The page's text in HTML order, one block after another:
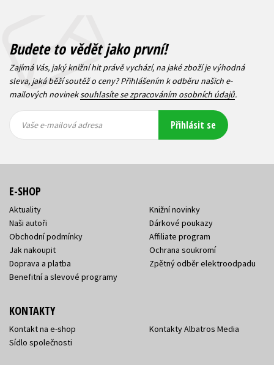
Budete to vědět jako první!
Zajímá Vás, jaký knižní hit právě vychází, na jaké zboží je výhodná
sleva, jaká běží soutěž o ceny? Přihlášením k odběru našich e-
mailových novineksouhlasíte se zpracováním osobních údajů.
mailová
mailová
Vaše e-mailová adresa Přihlásit se
E-SHOP
Aktuality
Naši autoři
Obchodní podmínky
Jak nakoupit
Doprava a platba
Benefitní a slevové programy
Knižní novinky
Dárkové poukazy
Affiliate program
Ochrana soukromí
Zpětný odběr elektroodpadu
KONTAKTY
Kontakt na e-shop
Sídlo společnosti
Kontakty Albatros Media